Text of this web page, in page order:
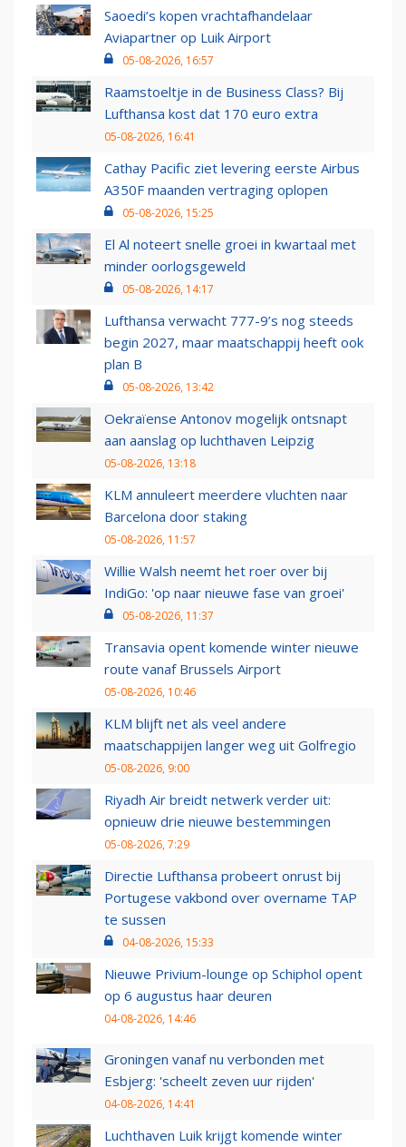
Saoedi’s kopen vrachtafhandelaar
Aviapartner op Luik Airport
05-08-2026, 16:57
Raamstoeltje in de Business Class? Bij
Lufthansa kost dat 170 euro extra
05-08-2026, 16:41
Cathay Pacific ziet levering eerste Airbus
A350F maanden vertraging oplopen
05-08-2026, 15:25
El Al noteert snelle groei in kwartaal met
minder oorlogsgeweld
05-08-2026, 14:17
Lufthansa verwacht 777-9’s nog steeds
begin 2027, maar maatschappij heeft ook
plan B
05-08-2026, 13:42
Oekraïense Antonov mogelijk ontsnapt
aan aanslag op luchthaven Leipzig
05-08-2026, 13:18
KLM annuleert meerdere vluchten naar
Barcelona door staking
05-08-2026, 11:57
Willie Walsh neemt het roer over bij
IndiGo: 'op naar nieuwe fase van groei'
05-08-2026, 11:37
Transavia opent komende winter nieuwe
route vanaf Brussels Airport
05-08-2026, 10:46
KLM blijft net als veel andere
maatschappijen langer weg uit Golfregio
05-08-2026, 9:00
Riyadh Air breidt netwerk verder uit:
opnieuw drie nieuwe bestemmingen
05-08-2026, 7:29
Directie Lufthansa probeert onrust bij
Portugese vakbond over overname TAP
te sussen
04-08-2026, 15:33
Nieuwe Privium-lounge op Schiphol opent
op 6 augustus haar deuren
04-08-2026, 14:46
Groningen vanaf nu verbonden met
Esbjerg: 'scheelt zeven uur rijden'
04-08-2026, 14:41
Luchthaven Luik krijgt komende winter